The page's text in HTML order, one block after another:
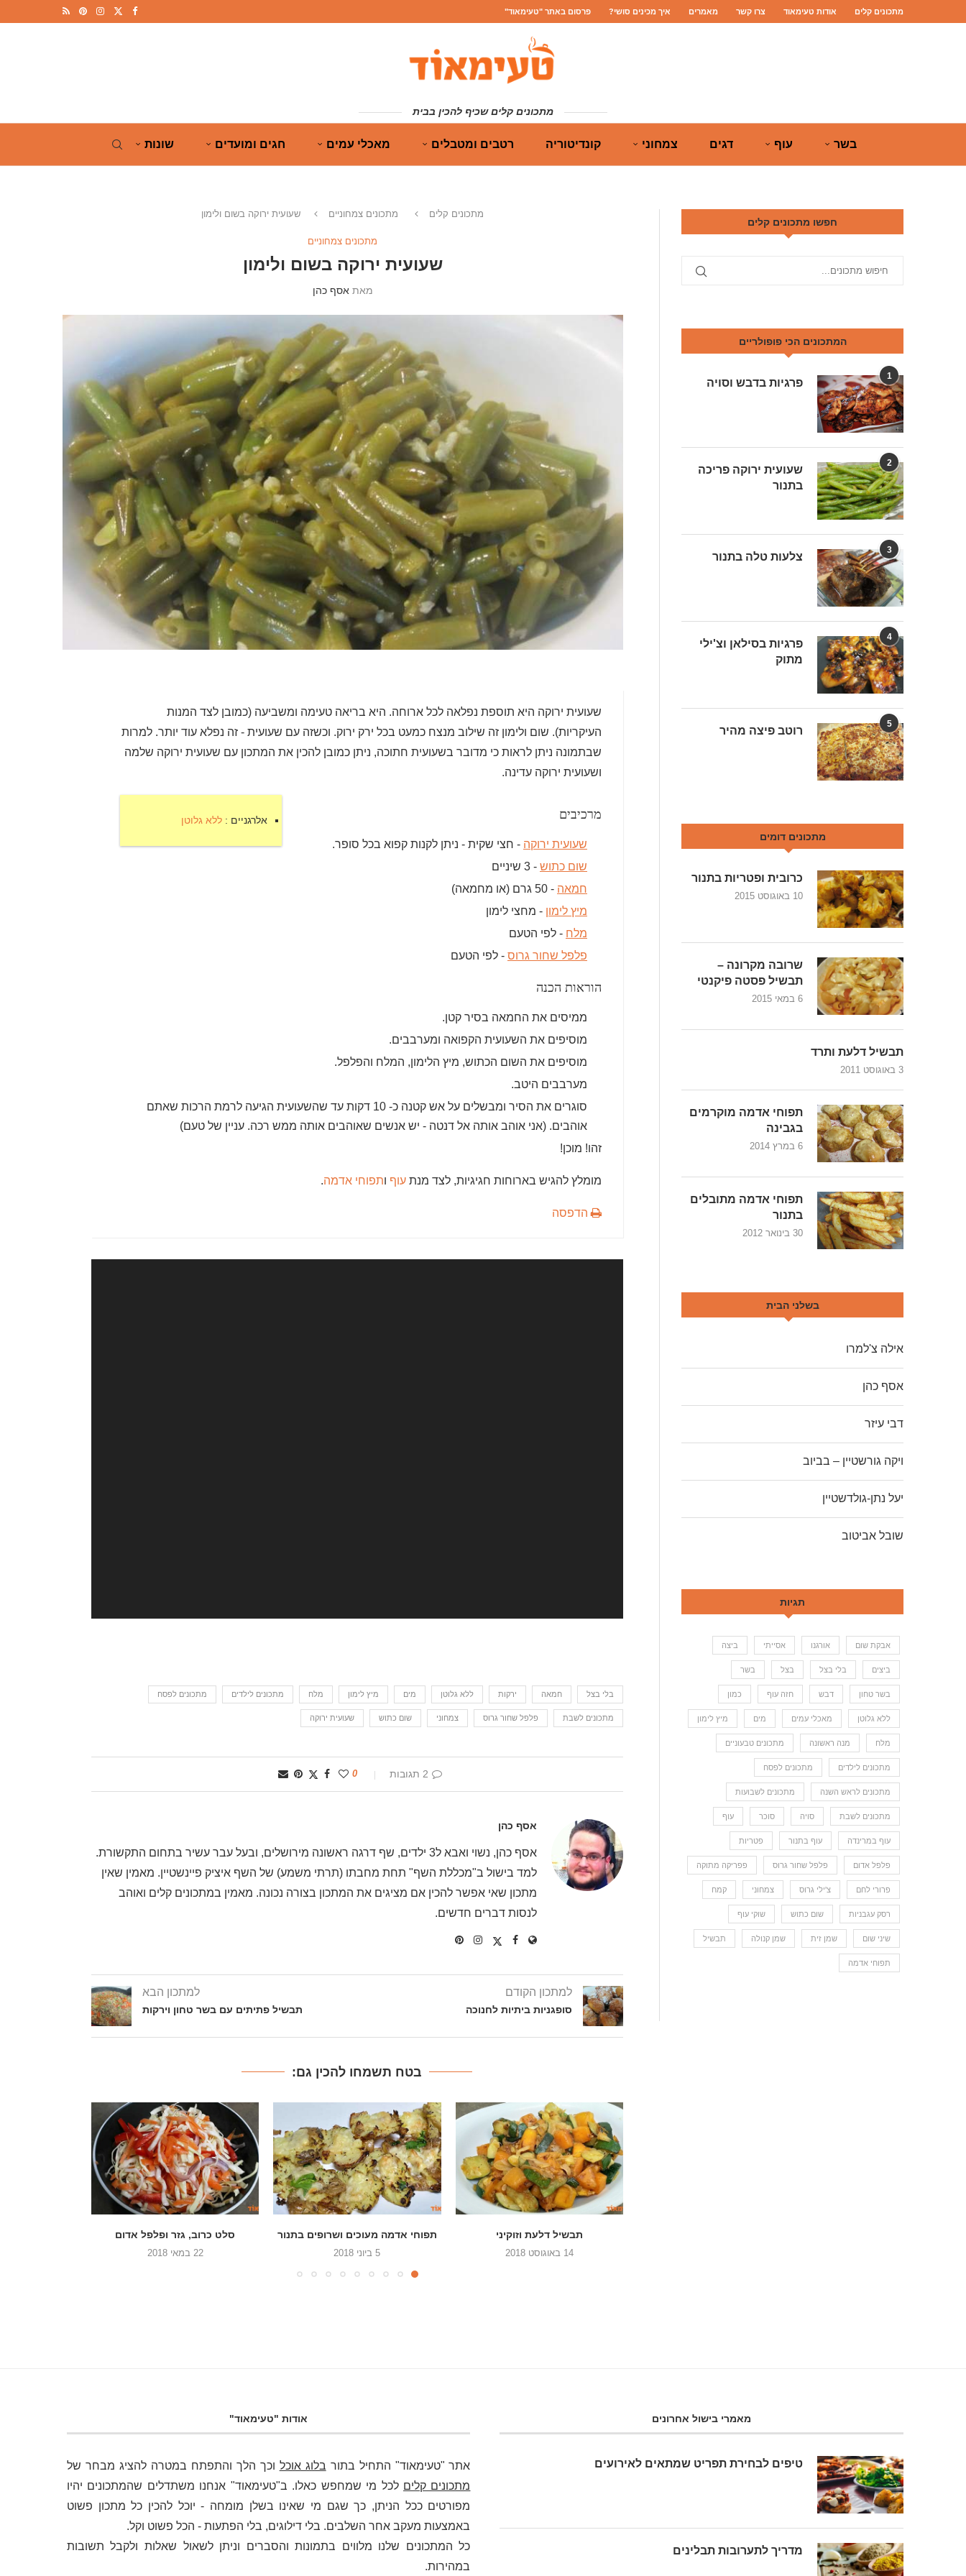
מתכונים קלים אודות טעימאוד צרו קשר מאמרים איך מכינים סושי? פרסום באתר "טעימאוד"
מתכונים קלים שכיף להכין בבית
בשר עוף דגים צמחוני קונדיטוריה רטבים ומטבלים מאכלי עמים חגים ומועדים שונות
מתכונים קלים מתכונים צמחוניים שעועית ירוקה בשום ולימון
מתכונים צמחוניים
שעועית ירוקה בשום ולימון
מאת אסף כהן
שעועית ירוקה היא תוספת נפלאה לכל ארוחה. היא בריאה טעימה ומשביעה (כמובן לצד המנות
העיקריות). שום ולימון זה שילוב מנצח כמעט בכל ירק ירוק. וכשזה עם שעועית - זה נפלא עוד יותר. למרות
שבתמונה ניתן לראות כי מדובר בשעועית חתוכה, ניתן כמובן להכין את המתכון עם שעועית ירוקה שלמה
ושעועית ירוקה עדינה.
אלרגניים : ללא גלוטן מרכיבים
שעועית ירוקה - חצי שקית - ניתן לקנות קפוא בכל סופר.
שום כתוש - 3 שיניים
חמאה - 50 גרם (או מחמאה)
מיץ לימון - מחצי לימון
מלח - לפי הטעם
פלפל שחור גרוס - לפי הטעם
הוראות הכנה
ממיסים את החמאה בסיר קטן.
מוסיפים את השעועית הקפואה ומערבבים.
מוסיפים את השום הכתוש, מיץ הלימון, המלח והפלפל.
מערבבים היטב.
סוגרים את הסיר ומבשלים על אש קטנה כ- 10 דקות עד שהשעועית הגיעה לרמת הרכות שאתם
אוהבים. (אני אוהב אותה אל דנטה - יש אנשים שאוהבים אותה ממש רכה. עניין של טעם)
זהו! מוכן!
מומלץ להגיש בארוחות חגיגיות, לצד מנתעוף ותפוחי אדמה.
הדפסה
בלי בצל חמאה ירקות ללא גלוטן מים מיץ לימון מלח מתכונים לילדים מתכונים לפסח
מתכונים לשבת פלפל שחור גרוס צמחוני שום כתוש שעועית ירוקה
2 תגובות 0
אסף כהן
אסף כהן, נשוי ואבא ל3 ילדים, שף דרגה ראשונה מירושלים, ובעל עבר עשיר בתחום התקשורת.
למד בישול ב"מכללת השף" תחת מחבתו (תרתי משמע) של השף איציק פיינשטיין. מאמין שאין
מתכון שאי אפשר להכין אם מציגים את המתכון בצורה נכונה. מאמין במתכונים קלים ואוהב
לנסות דברים חדשים.
למתכון הקודם
סופגניות ביתיות לחנוכה
למתכון הבא
תבשיל פתיתים עם בשר טחון וירקות
בטח תשמחו להכין גם:
תפוחי אדמה מעוכים ושרופים בתנור
5 ביוני 2018
סלט כרוב, גזר ופלפל אדום
22 במאי 2018
סלט עגבניות שרי עם שום וכוסברה
9 במאי 2018
חפשו מתכונים קלים
המתכונים הכי פופולריים
1
פרגיות בדבש וסויה
2
שעועית ירוקה פריכה
בתנור
3
צלעות טלה בתנור
4
פרגיות בסילאן וצ'ילי
מתוק
5
רוטב פיצה מהיר
מתכונים דומים
כרובית ופטריות בתנור
10 באוגוסט 2015
שרובה מקרונה –
תבשיל פסטה פיקנטי
6 במאי 2015
תבשיל דלעת ותרד
3 באוגוסט 2011
תפוחי אדמה מוקרמים
בגבינה
6 במרץ 2014
תפוחי אדמה מתובלים
בתנור
30 בינואר 2012
בשלני הבית
אילה צ'למרו
אסף כהן
דבי עיזר
ויקה גורשטיין – בביוב
יעל נתן-גולדשטיין
שובל אביטוב
תגיות
אבקת שום אורגנו אסייתי ביצה
ביצים בלי בצל בצל בשר
בשר טחון דבש חזה עוף כמון
ללא גלוטן מאכלי עמים מים מיץ לימון
מלח מנה ראשונה מתכונים טבעוניים
מתכונים לילדים מתכונים לפסח
מתכונים לראש השנה מתכונים לשבועות
מתכונים לשבת סויה סוכר עוף
עוף במרינדה עוף בתנור פטריות
פלפל אדום פלפל שחור גרוס פפריקה מתוקה
פרורי לחם צ'ילי גרוס צמחוני קמח
רסק עגבניות שום כתוש שוקי עוף
שיני שום שמן זית שמן קנולה תבשיל
תפוחי אדמה
מאמרי בישול אחרונים
טיפים לבחירת תפריט שמתאים לאירועים
מדריך לתערובות תבלינים
אודות "טעימאוד"
אתר "טעימאוד" התחיל בתור בלוג אוכל וכך הלך והתפתח במטרה להציג מבחר של
מתכונים קלים לכל מי שמחפש כאלו. ב"טעימאוד" אנחנו משתדלים שהמתכונים יהיו
מפורטים ככל הניתן, כך שגם מי שאינו בשלן מומחה - יוכל להכין כל מתכון פשוט
באמצעות מעקב אחר השלבים. בלי דילוגים, בלי הפתעות - הכל פשוט וקל.
כל המתכונים שלנו מלווים בתמונות והסברים וניתן לשאול שאלות ולקבל תשובות
במהירות.